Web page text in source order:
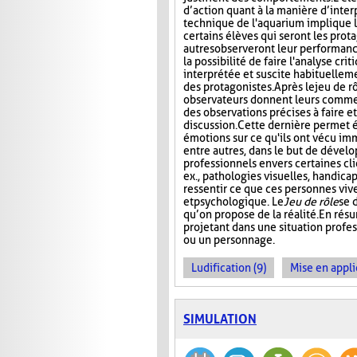
d’action quant à la manière
technique de l'aquarium implique
certains élèves qui seront les
autres observeront leur
la possibilité de faire l'analyse
interprétée et suscite
des protagonistes. Après le jeu de
observateurs donnent leurs
des observations précises à faire
discussion. Cette dernière permet
émotions sur ce qu'ils ont vécu
entre autres, dans le but de
professionnels envers certaines
ex., pathologies visuelles,
ressentir ce que ces personnes
et psychologique. LeJeu de rôlese
qu’on propose de la réalité. En
projetant dans une situation
ou un personnage.
Ludification (9) Mise en
SIMULATION